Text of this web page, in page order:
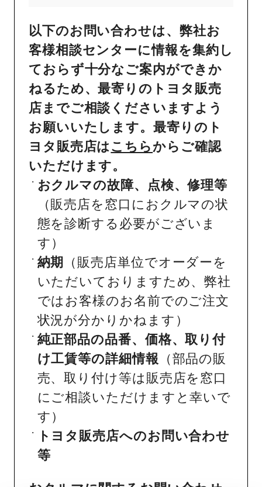
以下のお問い合わせは、弊社お
客様相談センターに情報を集約し
ておらず十分なご案内ができか
ねるため、最寄りのトヨタ販売
店までご相談くださいますよう
お願いいたします。最寄りのト
ヨタ販売店はこちら からご確認
いただけます。
おクルマの故障、点検、修理等
（販売店を窓口におクルマの状
態を診断する必要がございま
す）
納期
（販売店単位でオーダーを
いただいておりますため、弊社
ではお客様のお名前でのご注文
状況が分かりかねます）
純正部品の品番、価格、取り付
け工賃等の詳細情報 （部品の販
売、取り付け等は販売店を窓口
にご相談いただけますと幸いで
す）
トヨタ販売店へのお問い合わせ
等